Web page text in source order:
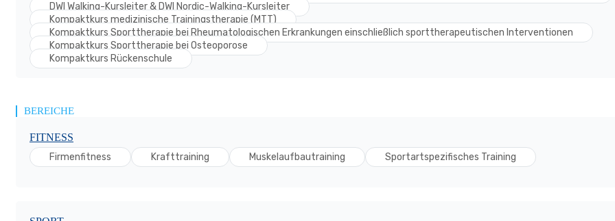
DWI Walking-Kursleiter & DWI Nordic-Walking-Kursleiter
Kompaktkurs medizinische Trainingstherapie (MTT)
Kompaktkurs Sporttherapie bei Rheumatologischen Erkrankungen einschließlich sporttherapeutischen Interventionen
Kompaktkurs Sporttherapie bei Osteoporose
Kompaktkurs Rückenschule
BEREICHE
FITNESS
Firmenfitness
Krafttraining Muskelaufbautraining Sportartspezifisches Training